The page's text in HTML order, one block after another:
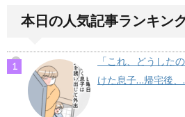
本日の人気記事ランキン
「これ、どうした
けた息子…帰宅後、